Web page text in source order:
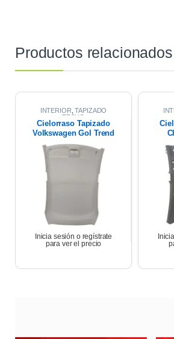
Productos relacionados
INTERIOR,TAPIZADO
TECHO
Cielorraso Tapizado
Volkswagen Gol Trend
2020
Inicia sesión o regístrate
para ver el precio